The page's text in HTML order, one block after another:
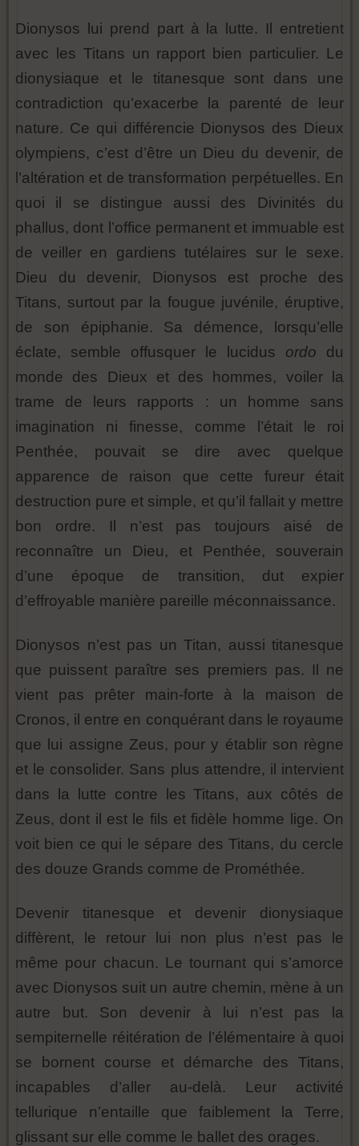
Dionysos lui prend part à la lutte. Il entretient
avec les Titans un rapport bien particulier. Le
dionysiaque et le titanesque sont dans une
contradiction qu’exacerbe la parenté de leur
nature. Ce qui différencie Dionysos des Dieux
olympiens, c’est d’être un Dieu du devenir, de
l’altération et de transformation perpétuelles. En
quoi il se distingue aussi des Divinités du
phallus, dont l’office permanent et immuable est
de veiller en gardiens tutélaires sur le sexe.
Dieu du devenir, Dionysos est proche des
Titans, surtout par la fougue juvénile, éruptive,
de son épiphanie. Sa démence, lorsqu’elle
éclate, semble offusquer le lucidus ordo du
monde des Dieux et des hommes, voiler la
trame de leurs rapports : un homme sans
imagination ni finesse, comme l’était le roi
Penthée, pouvait se dire avec quelque
apparence de raison que cette fureur était
destruction pure et simple, et qu’il fallait y mettre
bon ordre. Il n’est pas toujours aisé de
reconnaître un Dieu, et Penthée, souverain
d’une époque de transition, dut expier
d’effroyable manière pareille méconnaissance.
Dionysos n’est pas un Titan, aussi titanesque
que puissent paraître ses premiers pas. Il ne
vient pas prêter main-forte à la maison de
Cronos, il entre en conquérant dans le royaume
que lui assigne Zeus, pour y établir son règne
et le consolider. Sans plus attendre, il intervient
dans la lutte contre les Titans, aux côtés de
Zeus, dont il est le fils et fidèle homme lige. On
voit bien ce qui le sépare des Titans, du cercle
des douze Grands comme de Prométhée.
Devenir titanesque et devenir dionysiaque
diffèrent, le retour lui non plus n’est pas le
même pour chacun. Le tournant qui s’amorce
avec Dionysos suit un autre chemin, mène à un
autre but. Son devenir à lui n’est pas la
sempiternelle réitération de l’élémentaire à quoi
se bornent course et démarche des Titans,
incapables d’aller au-delà. Leur activité
tellurique n’entaille que faiblement la Terre,
glissant sur elle comme le ballet des orages.